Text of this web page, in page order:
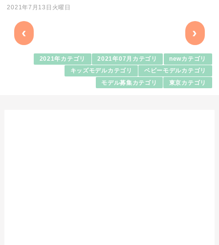
2021年7月13日火曜日
‹ ›
2021年カテゴリ 2021年07月カテゴリ newカテゴリ
キッズモデルカテゴリ ベビーモデルカテゴリ
モデル募集カテゴリ 東京カテゴリ